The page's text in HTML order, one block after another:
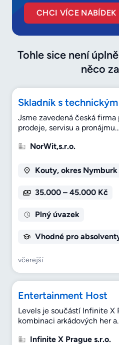
CHCI VÍCE NABÍDEK
Tohle sice není
něco
Skladník s
Jsme zavedená česká
prodeje, servisu a pronájmu…
NorWit,s.r.o.
Kouty, okres Nymburk
35.000 – 45.000 Kč
Plný úvazek
Vhodné pro
včerejší
Entertainment Host
Levels je součástí Infinite X
kombinaci arkádových her
Infinite X Prague s.r.o.